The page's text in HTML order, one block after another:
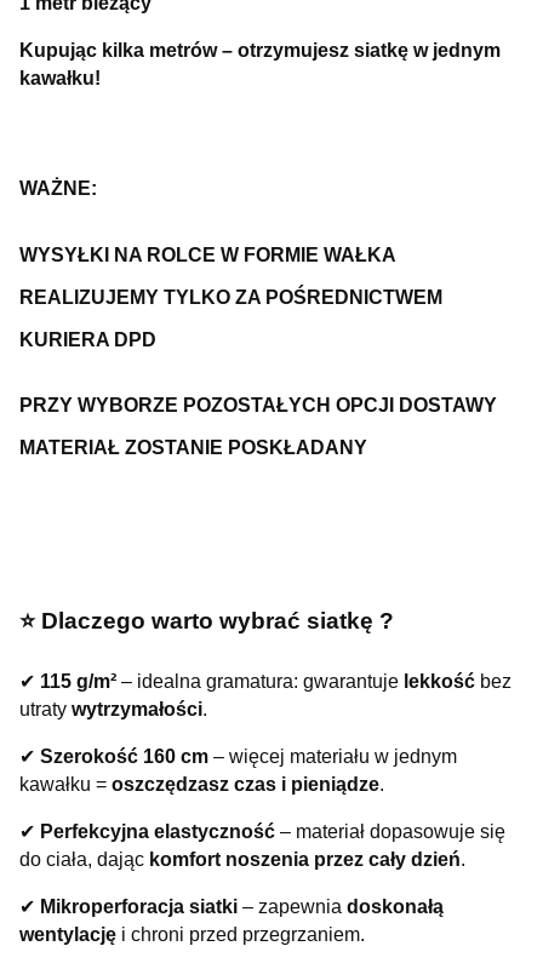
Kupując kilka metrów – otrzymujesz siatkę w jednym
kawałku!
WAŻNE:
WYSYŁKI NA ROLCE W FORMIE WAŁKA
REALIZUJEMY TYLKO ZA POŚREDNICTWEM
KURIERA DPD
PRZY WYBORZE POZOSTAŁYCH OPCJI DOSTAWY
MATERIAŁ ZOSTANIE POSKŁADANY
⭐️ Dlaczego warto wybrać siatkę ?
✔ 115 g/m² – idealna gramatura: gwarantuje lekkość bez
utraty wytrzymałości.
✔ Szerokość 160 cm – więcej materiału w jednym
kawałku = oszczędzasz czas i pieniądze.
✔ Perfekcyjna elastyczność – materiał dopasowuje się
do ciała, dając komfort noszenia przez cały dzień.
✔ Mikroperforacja siatki – zapewnia doskonałą
wentylację i chroni przed przegrzaniem.